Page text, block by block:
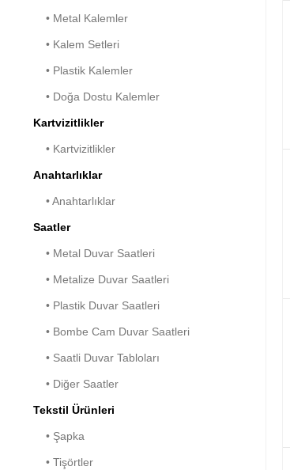
• Metal Kalemler
• Kalem Setleri
• Plastik Kalemler
• Doğa Dostu Kalemler
Kartvizitlikler
• Kartvizitlikler
Anahtarlıklar
• Anahtarlıklar
Saatler
• Metal Duvar Saatleri
• Metalize Duvar Saatleri
• Plastik Duvar Saatleri
• Bombe Cam Duvar Saatleri
• Saatli Duvar Tabloları
• Diğer Saatler
Tekstil Ürünleri
• Şapka
• Tişörtler